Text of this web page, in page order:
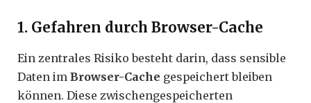
1. Gefahren durch Browser-Cache
Ein zentrales Risiko besteht darin, dass sensible
Daten im Browser-Cache gespeichert bleiben
können. Diese zwischengespeicherten